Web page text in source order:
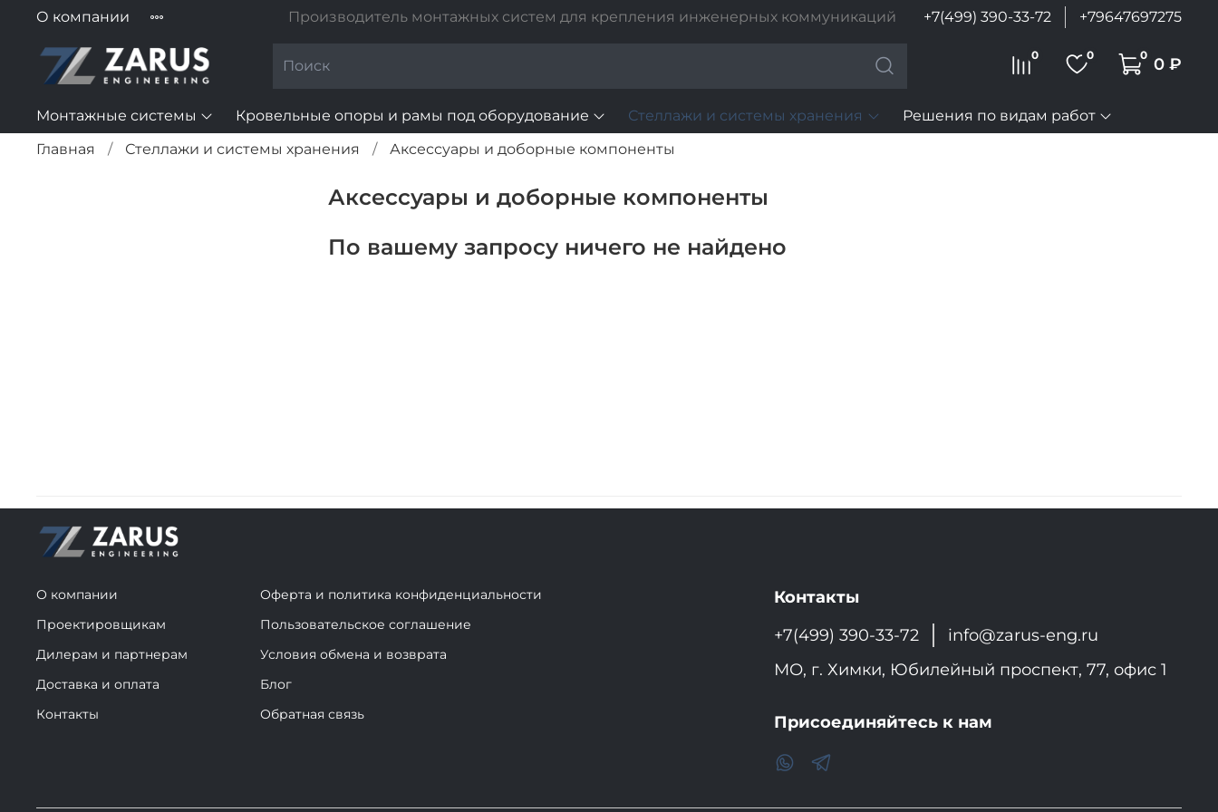
О компании Производитель монтажных систем для крепления инженерных коммуникаций +7(499) 390-33-72 +79647697275
0 0 0 0 ₽
Монтажные системы Кровельные опоры и рамы под оборудование Стеллажи и системы хранения
Решения по видам работ
Главная
Стеллажи и системы хранения Аксессуары и доборные компоненты
Аксессуары и доборные компоненты
По вашему запросу ничего не найдено
О компании
Проектировщикам
Дилерам и партнерам
Доставка и оплата
Контакты
Оферта и политика конфиденциальности
Пользовательское соглашение
Условия обмена и возврата
Блог
Обратная связь
Контакты
+7(499) 390-33-72
info@zarus-eng.ru
МО, г. Химки, Юбилейный проспект, 77, офис 1
Присоединяйтесь к нам